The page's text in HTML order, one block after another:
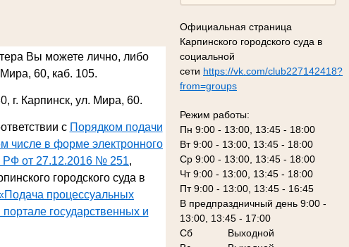
Официальная страница
Карпинского городского суда в
социальной
сети https://vk.com/club227142418?
from=groups
Режим работы:
Пн 9:00 - 13:00, 13:45 - 18:00
Вт 9:00 - 13:00, 13:45 - 18:00
Ср 9:00 - 13:00, 13:45 - 18:00
Чт 9:00 - 13:00, 13:45 - 18:00
Пт 9:00 - 13:00, 13:45 - 16:45
В предпраздничный день 9:00 -
13:00, 13:45 - 17:00
Сб
Выходной
Вы можете лично, либо
60, каб. 105.
г. Карпинск, ул. Мира, 60.
с Порядком подачи
числе в форме электронного
РФ от 27.12.2016 № 251,
городского суда в
процессуальных
государственных и